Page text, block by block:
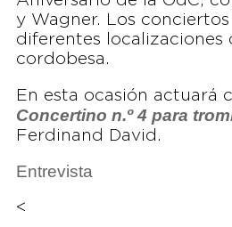
y Wagner. Los
diferentes localizaciones
cordobesa.
En esta ocasión actuará
Concertino n.º 4 para
Ferdinand David.
Entrevista
<